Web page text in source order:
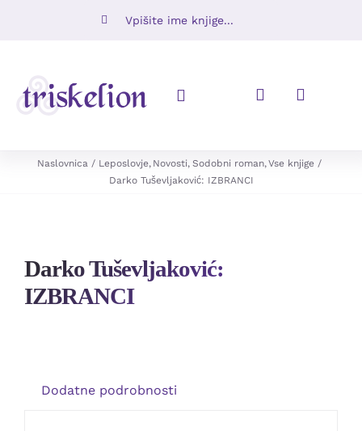
Toggle
Ugodno
Kontakt
Naslovnica Leposlovje Novosti Sodobni roman Vse knjige
Darko Tuševljaković: IZBRANCI
Darko Tuševljaković:
IZBRANCI
Dodatne podrobnosti